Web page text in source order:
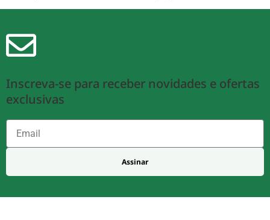
Inscreva-se para receber novidades e ofertas
exclusivas
Assinar